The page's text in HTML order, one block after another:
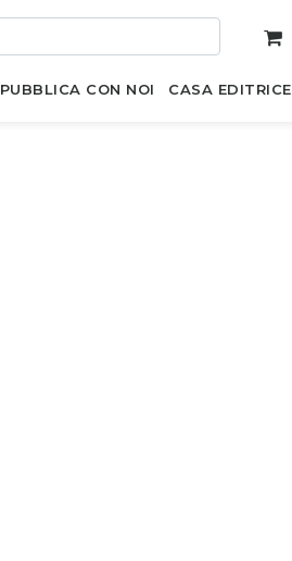
PUBBLICA CON NOI CASA EDITRICE